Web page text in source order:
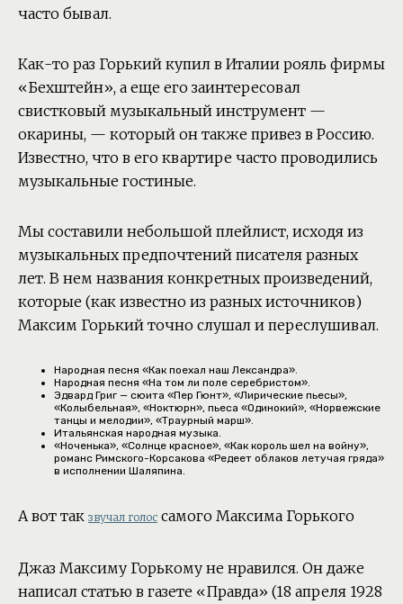
часто бывал.
Как-то раз Горький купил в Италии рояль фирмы
«Бехштейн», а еще его заинтересовал
свистковый музыкальный инструмент —
окарины, — который он также привез в Россию.
Известно, что в его квартире часто проводились
музыкальные гостиные.
Мы составили небольшой плейлист, исходя из
музыкальных предпочтений писателя разных
лет. В нем названия конкретных произведений,
которые (как известно из разных источников)
Максим Горький точно слушал и переслушивал.
Народная песня «Как поехал наш Лександра».
Народная песня «На том ли поле серебристом».
Эдвард Григ — сюита «Пер Гюнт», «Лирические пьесы»,
«Колыбельная», «Ноктюрн», пьеса «Одинокий», «Норвежские
танцы и мелодии», «Траурный марш».
Итальянская народная музыка.
«Ноченька», «Солнце красное», «Как король шел на войну»,
романс Римского-Корсакова «Редеет облаков летучая гряда»
в исполнении Шаляпина.
А вот так звучал голос самого Максима Горького
Джаз Максиму Горькому не нравился. Он даже
написал статью в газете «Правда» (18 апреля 1928